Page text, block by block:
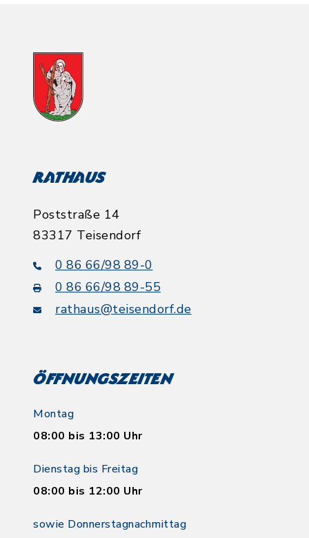
Rathaus
Poststraße 14
83317 Teisendorf
0 86 66/98 89-0
0 86 66/98 89-55
rathaus@teisendorf.de
Öffnungszeiten
Montag
08:00 bis 13:00 Uhr
Dienstag bis Freitag
08:00 bis 12:00 Uhr
sowie Donnerstagnachmittag